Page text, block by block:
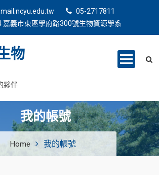
05-2717811
嘉義市東區學府路300號生物資源學系
物
夥伴
我的帳號
Home 我的帳號